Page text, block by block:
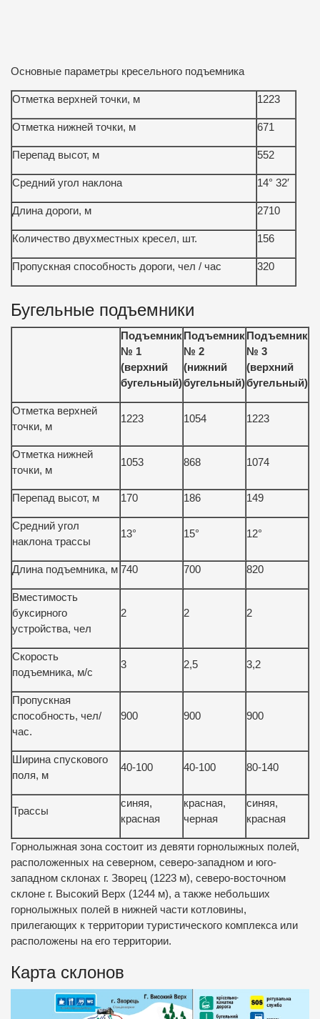
Основные параметры кресельного подъемника
Отметка верхней точки, м 1223
Отметка нижней точки, м 671
Перепад высот, м 552
Средний угол наклона 14° 32′
Длина дороги, м 2710
Количество двухместных кресел, шт. 156
Пропускная способность дороги, чел / час 320
Бугельные подъемники
Подъемник
№ 1
(верхний
бугельный)
Подъемник
№ 2
(нижний
бугельный)
Подъемник
№ 3
(верхний
бугельный)
Отметка верхней
точки, м
1223 1054 1223
Отметка нижней
точки, м
1053 868 1074
Перепад высот, м 170 186 149
Средний угол
наклона трассы
13° 15° 12°
Длина подъемника, м 740 700 820
Вместимость
буксирного
устройства, чел
2 2 2
Скорость
подъемника, м/с
3 2,5 3,2
Пропускная
способность, чел/
час.
900 900 900
Ширина спускового
поля, м
40-100 40-100 80-140
Трассы
синяя,
красная
красная,
черная
синяя,
красная
Горнолыжная зона состоит из девяти горнолыжных полей,
расположенных на северном, северо-западном и юго-
западном склонах г. Зворец (1223 м), северо-восточном
склоне г. Высокий Верх (1244 м), а также небольших
горнолыжных полей в нижней части котловины,
прилегающих к территории туристического комплекса или
расположены на его территории.
Карта склонов